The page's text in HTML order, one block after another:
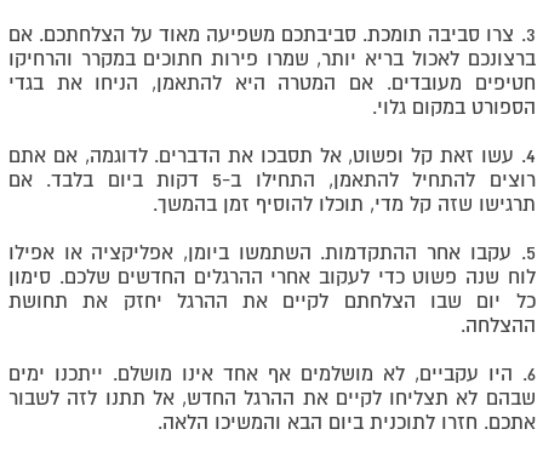
3. צרו סביבה תומכת. סביבתכם משפיעה מאוד על הצלחתכם. אם
ברצונכם לאכול בריא יותר, שמרו פירות חתוכים במקרר והרחיקו
חטיפים מעובדים. אם המטרה היא להתאמן, הניחו את בגדי
הספורט במקום גלוי.
4. עשו זאת קל ופשוט, אל תסבכו את הדברים. לדוגמה, אם אתם
רוצים להתחיל להתאמן, התחילו ב-5 דקות ביום בלבד. אם
תרגישו שזה קל מדי, תוכלו להוסיף זמן בהמשך.
5. עקבו אחר ההתקדמות. השתמשו ביומן, אפליקציה או אפילו
לוח שנה פשוט כדי לעקוב אחרי ההרגלים החדשים שלכם. סימון
כל יום שבו הצלחתם לקיים את ההרגל יחזק את תחושת
ההצלחה.
6. היו עקביים, לא מושלמים אף אחד אינו מושלם. ייתכנו ימים
שבהם לא תצליחו לקיים את ההרגל החדש, אל תתנו לזה לשבור
אתכם. חזרו לתוכנית ביום הבא והמשיכו הלאה.